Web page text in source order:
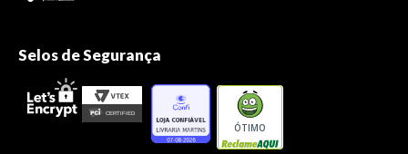
Selos de Segurança
ÓTIMO